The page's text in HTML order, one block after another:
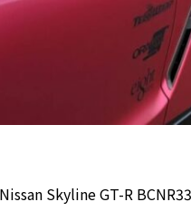
Skyline GT-R